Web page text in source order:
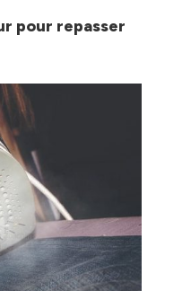
pour repasser